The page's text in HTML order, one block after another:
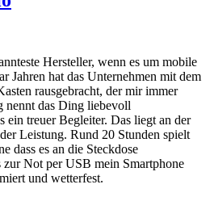
Hersteller, wenn es um mobile
Jahren hat das Unternehmen mit dem
rausgebracht, der mir immer
nennt das Ding liebevoll
ein treuer Begleiter. Das liegt an der
Leistung. Rund 20 Stunden spielt
dass es an die Steckdose
zur Not per USB mein Smartphone
und wetterfest.